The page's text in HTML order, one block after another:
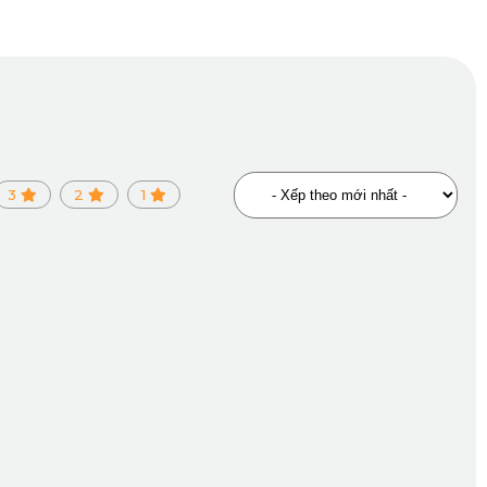
chắn vào các mép thành xe. Được thiết kế riêng cho từng
3 2 1